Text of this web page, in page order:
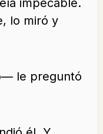
impecable.
lo miró y
le preguntó